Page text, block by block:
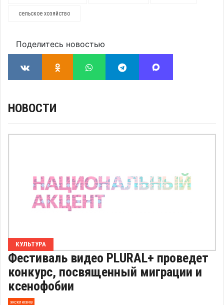
сельское хозяйство
Поделитесь новостью
НОВОСТИ
КУЛЬТУРА
Фестиваль видео PLURAL+ проведет
конкурс, посвященный миграции и
ксенофобии
эксклюзив